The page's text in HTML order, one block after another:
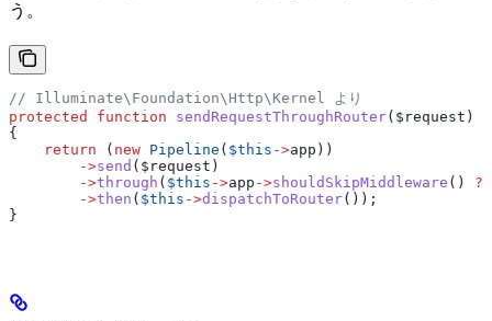
う。
// Illuminate\Foundation\Http\Kernel より
protected
function sendRequestThroughRouter( $request )
{
    return
( new Pipeline ( $this ->app ))
        ->
send ( $request )
        ->
through ( $this ->app ->shouldSkipMiddleware () ?
        ->
then ( $this ->dispatchToRouter());
}